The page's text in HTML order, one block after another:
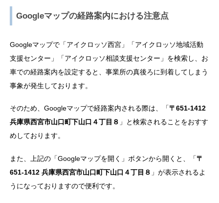
Googleマップの経路案内における注意点
Googleマップで「アイクロッソ西宮」「アイクロッソ地域活動
支援センター」「アイクロッソ相談支援センター」を検索し、お
車での経路案内を設定すると、事業所の真後ろに到着してしまう
事象が発生しております。
そのため、Googleマップで経路案内される際は、「〒651-1412
兵庫県西宮市山口町下山口４丁目８ 」と検索されることをおすす
めしております。
また、上記の「Googleマップを開く」ボタンから開くと、「〒
651-1412 兵庫県西宮市山口町下山口４丁目８ 」が表示されるよ
うになっておりますので便利です。